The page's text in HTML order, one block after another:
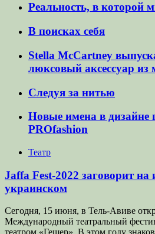
Реальность, в которой
В поисках себя
Stella McCartney
люксовый аксессуар из
Следуя за нитью
Новые имена в дизайне
PROfashion
Театр
Jaffa Fest-2022 заговорит на
украинском
Сегодня, 15 июня, в Тель-Авиве
Международный театральный